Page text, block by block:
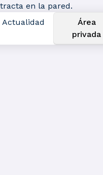
Actualidad
Área
privada